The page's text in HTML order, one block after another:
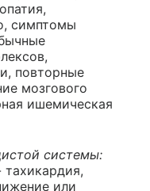
симптомы
повторные
мозгового
ишемическая
системы:
или